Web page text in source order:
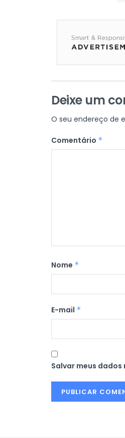
Deixe um
O seu endereço de
Comentário *
Nome *
E-mail *
Salvar meus